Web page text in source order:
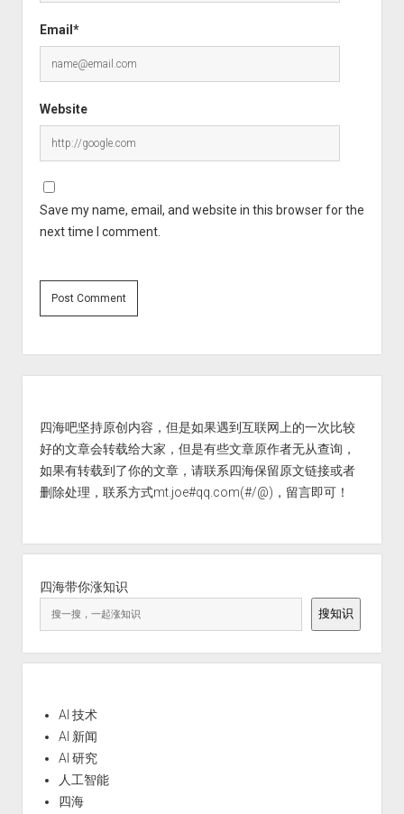
Email*
Website
Save my name, email, and website in this browser for the
next time I comment.
四海吧坚持原创内容，但是如果遇到互联网上的一次比较
好的文章会转载给大家，但是有些文章原作者无从查询，
如果有转载到了你的文章，请联系四海保留原文链接或者
删除处理，联系方式mt.joe#qq.com(#/@)，留言即可！
四海带你涨知识
搜知识
AI 技术
AI 新闻
AI 研究
人工智能
四海